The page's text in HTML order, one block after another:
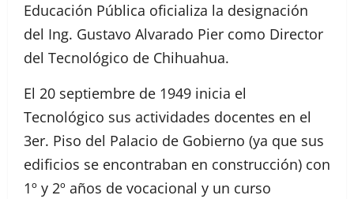
Educación Pública oficializa la designación
del Ing. Gustavo Alvarado Pier como Director
del Tecnológico de Chihuahua.
El 20 septiembre de 1949 inicia el
Tecnológico sus actividades docentes en el
3er. Piso del Palacio de Gobierno (ya que sus
edificios se encontraban en construcción) con
1º y 2º años de vocacional y un curso